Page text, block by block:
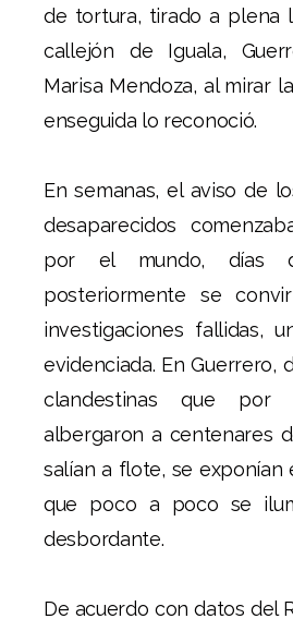
de tortura, tirado a plena
callejón de Iguala,
Marisa Mendoza, al mirar
enseguida lo reconoció.
En semanas, el aviso de
desaparecidos
por el mundo, días
posteriormente se
investigaciones fallidas,
evidenciada. En Guerrero,
clandestinas que por
albergaron a centenares
salían a flote, se exponían
que poco a poco se
desbordante.
De acuerdo con datos del